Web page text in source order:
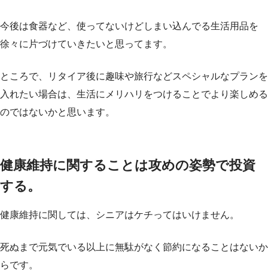
今後は食器など、使ってないけどしまい込んでる生活用品を
徐々に片づけていきたいと思ってます。
ところで、リタイア後に趣味や旅行などスペシャルなプランを
入れたい場合は、生活にメリハリをつけることでより楽しめる
のではないかと思います。
健康維持に関することは攻めの姿勢で投資
する。
健康維持に関しては、シニアはケチってはいけません。
死ぬまで元気でいる以上に無駄がなく節約になることはないか
らです。